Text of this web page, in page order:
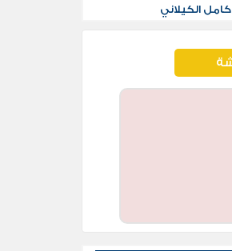
الكيلاني